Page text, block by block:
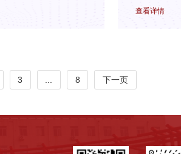
查看详情
3 8 下一页